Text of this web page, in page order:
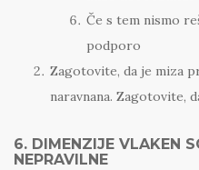
Če s tem nismo
podporo
Zagotovite, da je miza
naravnana. Zagotovite,
6. DIMENZIJE VLAKEN
NEPRAVILNE